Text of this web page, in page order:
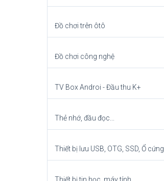
Đồ chơi trên ôtô
Đồ chơi công nghệ
TV Box Androi - Đầu thu K+
Thẻ nhớ, đầu đọc...
Thiết bị lưu USB, OTG, SSD, Ổ cứng